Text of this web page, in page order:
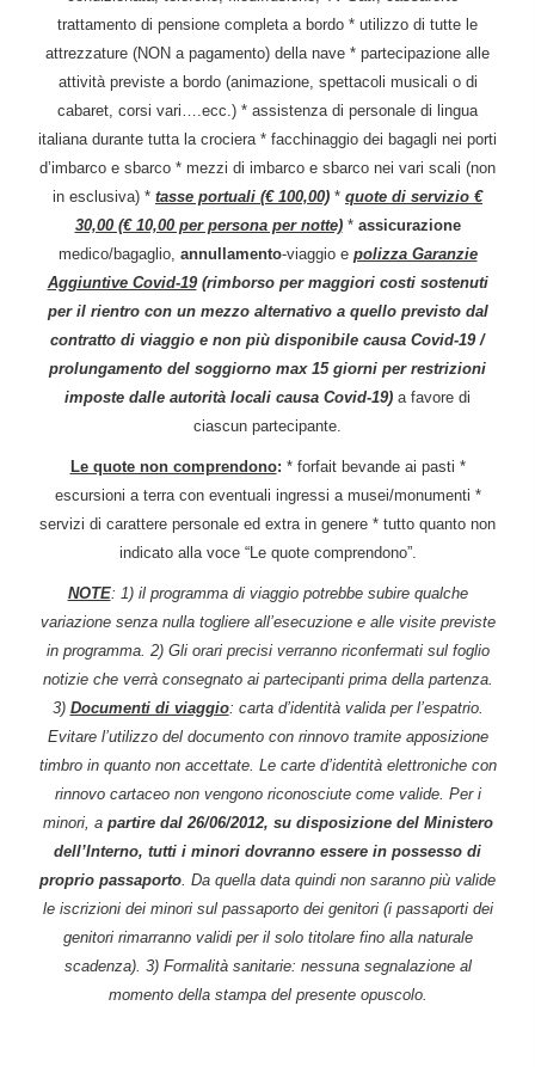
trattamento di pensione completa a bordo * utilizzo di tutte le
attrezzature (NON a pagamento) della nave * partecipazione alle
attività previste a bordo (animazione, spettacoli musicali o di
cabaret, corsi vari….ecc.) * assistenza di personale di lingua
italiana durante tutta la crociera * facchinaggio dei bagagli nei porti
d’imbarco e sbarco * mezzi di imbarco e sbarco nei vari scali (non
in esclusiva) * tasse portuali (€ 100,00) * quote di servizio €
30,00 (€ 10,00 per persona per notte)* assicurazione
medico/bagaglio, annullamento-viaggio e polizza Garanzie
Aggiuntive Covid-19(rimborso per maggiori costi sostenuti
per il rientro con un mezzo alternativo a quello previsto dal
contratto di viaggio e non più disponibile causa Covid-19 /
prolungamento del soggiorno max 15 giorni per restrizioni
imposte dalle autorità locali causa Covid-19) a favore di
ciascun partecipante.
Le quote non comprendono: * forfait bevande ai pasti *
escursioni a terra con eventuali ingressi a musei/monumenti *
servizi di carattere personale ed extra in genere * tutto quanto non
indicato alla voce “Le quote comprendono”.
NOTE: 1) il programma di viaggio potrebbe subire qualche
variazione senza nulla togliere all’esecuzione e alle visite previste
in programma. 2) Gli orari precisi verranno riconfermati sul foglio
notizie che verrà consegnato ai partecipanti prima della partenza.
3) Documenti di viaggio: carta d’identità valida per l’espatrio.
Evitare l’utilizzo del documento con rinnovo tramite apposizione
timbro in quanto non accettate. Le carte d’identità elettroniche con
rinnovo cartaceo non vengono riconosciute come valide. Per i
minori, apartire dal 26/06/2012, su disposizione del Ministero
dell’Interno, tutti i minori dovranno essere in possesso di
proprio passaporto. Da quella data quindi non saranno più valide
le iscrizioni dei minori sul passaporto dei genitori (i passaporti dei
genitori rimarranno validi per il solo titolare fino alla naturale
scadenza). 3) Formalità sanitarie: nessuna segnalazione al
momento della stampa del presente opuscolo.